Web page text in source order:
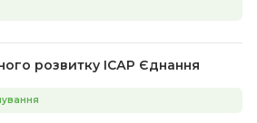
розвитку ІСАР Єднання